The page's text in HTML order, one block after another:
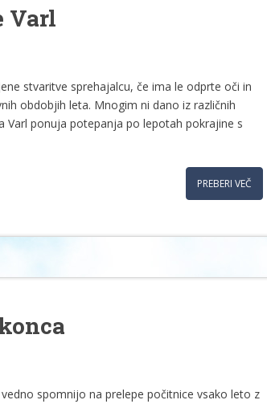
Varl
stvaritve sprehajalcu, če ima le odprte oči in
obdobjih leta. Mnogim ni dano iz različnih
ponuja potepanja po lepotah pokrajine s
PREBERI VEČ
spomnijo na prelepe počitnice vsako leto z